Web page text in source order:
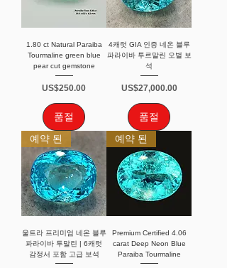
1.80 ct Natural Paraiba
Tourmaline green blue
pear cut gemstone
가격
US$250.00
품절
4캐럿 GIA 인증 네온 블루
파라이바 투르말린 오벌 보
석
가격
US$27,000.00
품절
예약 된
울트라 프리미엄 네온 블루
파라이바 투말린 | 6캐럿
감정서 포함 고급 보석
예약 된
Premium Certified 4.06
carat Deep Neon Blue
Paraiba Tourmaline